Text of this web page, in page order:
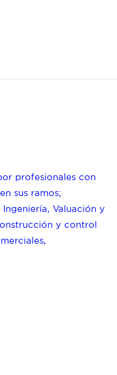
profesionales con
sus ramos;
Valuación y
y control